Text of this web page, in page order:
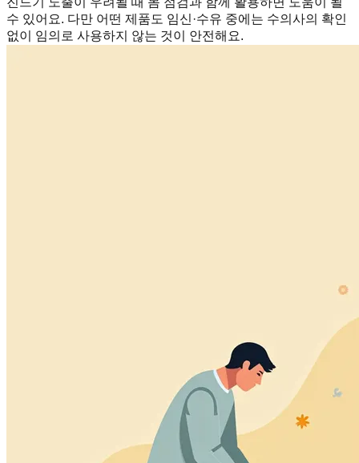
수 있어요. 다만 어떤 제품도 임신·수유 중에는 수의사의 확인
없이 임의로 사용하지 않는 것이 안전해요.